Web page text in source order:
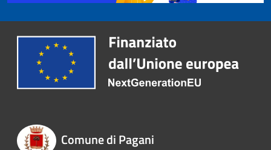
Comune di Pagani